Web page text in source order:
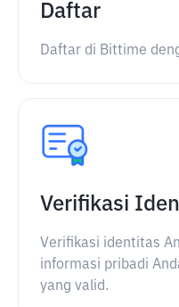
Daftar
Daftar di Bittime
Verifikasi
Verifikasi identitas
informasi pribadi
yang valid.